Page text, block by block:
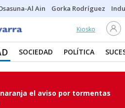
Al Ain Gorka Rodríguez
Kiosko
SOCIEDAD POLÍTICA
el aviso por tormentas